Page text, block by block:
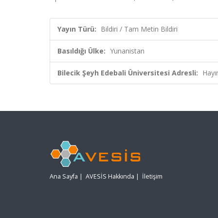
Yayın Türü: Bildiri / Tam Metin Bildiri
Basıldığı Ülke: Yunanistan
Bilecik Şeyh Edebali Üniversitesi Adresli: Hayır
Ana Sayfa | AVESİS Hakkında | İletişim